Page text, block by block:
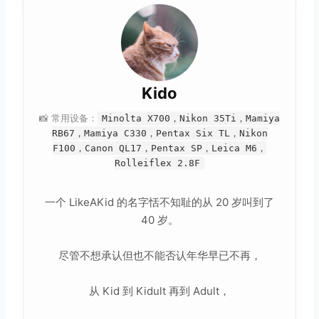
Kido
📸 常用设备：
Minolta X700，Nikon 35Ti，Mamiya
RB67，Mamiya C330，Pentax Six TL，Nikon
F100，Canon QL17，Pentax SP，Leica M6，
Rolleiflex 2.8F
一个 LikeAKid 的名字恬不知耻的从 20 岁叫到了
40 岁。
尽管不想承认但也不能否认年华早已不再，
从 Kid 到 Kidult 再到 Adult，